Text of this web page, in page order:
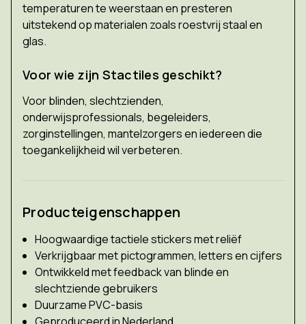
temperaturen te weerstaan en presteren
uitstekend op materialen zoals roestvrij staal en
glas.
Voor wie zijn Stactiles geschikt?
Voor blinden, slechtzienden,
onderwijsprofessionals, begeleiders,
zorginstellingen, mantelzorgers en iedereen die
toegankelijkheid wil verbeteren.
Producteigenschappen
Hoogwaardige tactiele stickers met reliëf
Verkrijgbaar met pictogrammen, letters en cijfers
Ontwikkeld met feedback van blinde en
slechtziende gebruikers
Duurzame PVC-basis